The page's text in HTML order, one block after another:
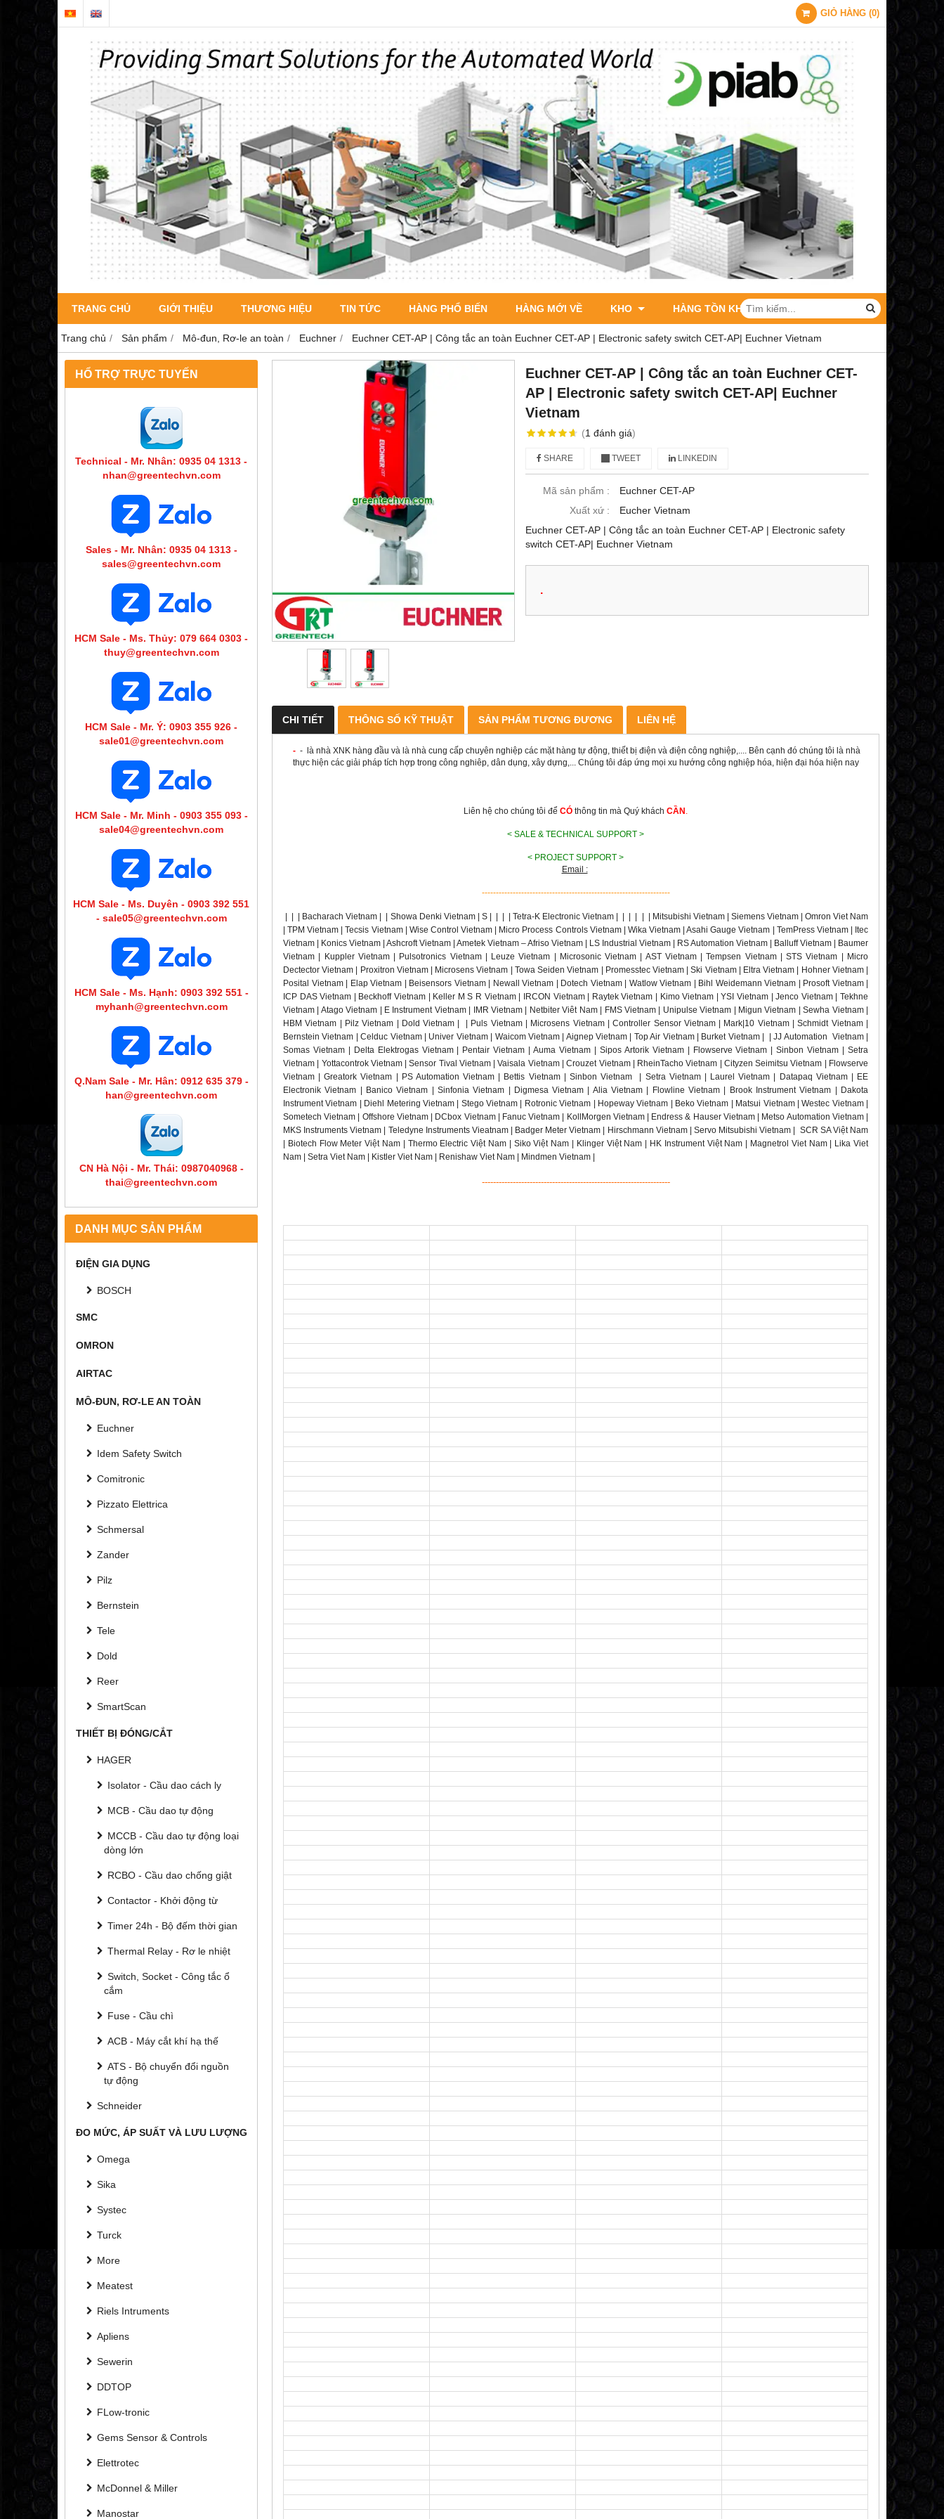
GIỎ HÀNG (0)
TRANG CHỦ GIỚI THIỆU THƯƠNG HIỆU TIN TỨC HÀNG PHỔ BIẾN HÀNG MỚI VỀ KHO HÀNG TỒN KHO
Trang chủ Sản phẩm Mô-đun, Rơ-le an toàn Euchner Euchner CET-AP | Công tắc an toàn Euchner CET-AP | Electronic safety switch CET-AP| Euchner Vietnam
HỔ TRỢ TRỰC TUYẾN
Technical - Mr. Nhân: 0935 04 1313 -
nhan@greentechvn.com
Sales - Mr. Nhân: 0935 04 1313 -
sales@greentechvn.com
HCM Sale - Ms. Thủy: 079 664 0303 -
thuy@greentechvn.com
HCM Sale - Mr. Ý: 0903 355 926 -
sale01@greentechvn.com
HCM Sale - Mr. Minh - 0903 355 093 -
sale04@greentechvn.com
HCM Sale - Ms. Duyên - 0903 392 551
- sale05@greentechvn.com
HCM Sale - Ms. Hạnh: 0903 392 551 -
myhanh@greentechvn.com
Q.Nam Sale - Mr. Hân: 0912 635 379 -
han@greentechvn.com
CN Hà Nội - Mr. Thái: 0987040968 -
thai@greentechvn.com
DANH MỤC SẢN PHẨM
ĐIỆN GIA DỤNG
BOSCH
SMC
OMRON
AIRTAC
MÔ-ĐUN, RƠ-LE AN TOÀN
Euchner
Idem Safety Switch
Comitronic
Pizzato Elettrica
Schmersal
Zander
Pilz
Bernstein
Tele
Dold
Reer
SmartScan
THIẾT BỊ ĐÓNG/CẮT
HAGER
Isolator - Cầu dao cách ly
MCB - Cầu dao tự động
MCCB - Cầu dao tự động loại
dòng lớn
RCBO - Cầu dao chống giật
Contactor - Khởi động từ
Timer 24h - Bộ đếm thời gian
Thermal Relay - Rơ le nhiệt
Switch, Socket - Công tắc ổ
cắm
Fuse - Cầu chì
ACB - Máy cắt khí hạ thế
ATS - Bộ chuyển đổi nguồn
tự động
Schneider
ĐO MỨC, ÁP SUẤT VÀ LƯU LƯỢNG
Omega
Sika
Systec
Turck
More
Meatest
Riels Intruments
Apliens
Sewerin
DDTOP
FLow-tronic
Gems Sensor & Controls
Elettrotec
McDonnel & Miller
Manostar
Euchner CET-AP | Công tắc an toàn Euchner CET-
AP | Electronic safety switch CET-AP| Euchner
Vietnam
(1 đánh giá)
SHARE TWEET LINKEDIN
Mã sản phẩm :
Euchner CET-AP
Xuất xứ :
Eucher Vietnam
Euchner CET-AP | Công tắc an toàn Euchner CET-AP | Electronic safety
switch CET-AP| Euchner Vietnam
CHI TIẾT THÔNG SỐ KỸ THUẬT SẢN PHẨM TƯƠNG ĐƯƠNG LIÊN HỆ
- -
là nhà XNK hàng đầu và là nhà cung cấp chuyên nghiệp các mặt hàng tự động, thiết bị điện và điện công nghiệp,.... Bên cạnh đó chúng tôi là nhà
thực hiện các giải pháp tích hợp trong công nghiêp, dân dụng, xây dựng,... Chúng tôi đáp ứng mọi xu hướng công nghiệp hóa, hiện đại hóa hiện nay
Liên hệ cho chúng tôi để CÓ thông tin mà Quý khách CẦN .
< SALE & TECHNICAL SUPPORT >
< PROJECT SUPPORT >
Email :
-------------------------------------------------------------------
Bacharach Vietnam | Showa Denki Vietnam | S | Tetra-K Electronic Vietnam |
| Mitsubishi Vietnam | Siemens Vietnam | Omron Viet Nam
| TPM Vietnam | Tecsis Vietnam | Wise Control Vietnam | Micro Process Controls Vietnam | Wika Vietnam | Asahi Gauge Vietnam | TemPress Vietnam | Itec
Vietnam | Konics Vietnam | Ashcroft Vietnam | Ametek Vietnam – Afriso Vietnam | LS Industrial Vietnam | RS Automation Vietnam | Balluff Vietnam | Baumer
Vietnam | Kuppler Vietnam | Pulsotronics Vietnam | Leuze Vietnam | Microsonic Vietnam | AST Vietnam | Tempsen Vietnam | STS Vietnam | Micro
Dectector Vietnam | Proxitron Vietnam | Microsens Vietnam | Towa Seiden Vietnam | Promesstec Vietnam | Ski Vietnam | Eltra Vietnam | Hohner Vietnam |
Posital Vietnam | Elap Vietnam | Beisensors Vietnam | Newall Vietnam | Dotech Vietnam | Watlow Vietnam | Bihl Weidemann Vietnam | Prosoft Vietnam |
ICP DAS Vietnam | Beckhoff Vietnam | Keller M S R Vietnam | IRCON Vietnam | Raytek Vietnam | Kimo Vietnam | YSI Vietnam | Jenco Vietnam | Tekhne
Vietnam | Atago Vietnam | E Instrument Vietnam | IMR Vietnam | Netbiter Viêt Nam | FMS Vietnam | Unipulse Vietnam | Migun Vietnam | Sewha Vietnam |
HBM Vietnam | Pilz Vietnam | Dold Vietnam |
| Puls Vietnam | Microsens Vietnam | Controller Sensor Vietnam | Mark|10 Vietnam | Schmidt Vietnam |
Bernstein Vietnam | Celduc Vietnam | Univer Vietnam | Waicom Vietnam | Aignep Vietnam | Top Air Vietnam | Burket Vietnam | | JJ Automation Vietnam |
Somas Vietnam | Delta Elektrogas Vietnam | Pentair Vietnam | Auma Vietnam | Sipos Artorik Vietnam | Flowserve Vietnam | Sinbon Vietnam | Setra
Vietnam | Yottacontrok Vietnam | Sensor Tival Vietnam | Vaisala Vietnam | Crouzet Vietnam | RheinTacho Vietnam | Cityzen Seimitsu Vietnam | Flowserve
Vietnam | Greatork Vietnam | PS Automation Vietnam | Bettis Vietnam | Sinbon Vietnam | Setra Vietnam | Laurel Vietnam | Datapaq Vietnam | EE
Electronik Vietnam | Banico Vietnam | Sinfonia Vietnam | Digmesa Vietnam | Alia Vietnam | Flowline Vietnam | Brook Instrument Vietnam | Dakota
Instrument Vietnam | Diehl Metering Vietnam | Stego Vietnam | Rotronic Vietnam | Hopeway Vietnam | Beko Vietnam | Matsui Vietnam | Westec Vietnam |
Sometech Vietnam | Offshore Vietnam | DCbox Vietnam | Fanuc Vietnam | KollMorgen Vietnam | Endress & Hauser Vietnam | Metso Automation Vietnam |
MKS Instruments Vietnam | Teledyne Instruments Vieatnam | Badger Meter Vietnam | Hirschmann Vietnam | Servo Mitsubishi Vietnam | SCR SA Việt Nam
| Biotech Flow Meter Việt Nam | Thermo Electric Việt Nam | Siko Việt Nam | Klinger Việt Nam | HK Instrument Việt Nam | Magnetrol Viet Nam | Lika Viet
Nam | Setra Viet Nam | Kistler Viet Nam | Renishaw Viet Nam | Mindmen Vietnam |
-------------------------------------------------------------------